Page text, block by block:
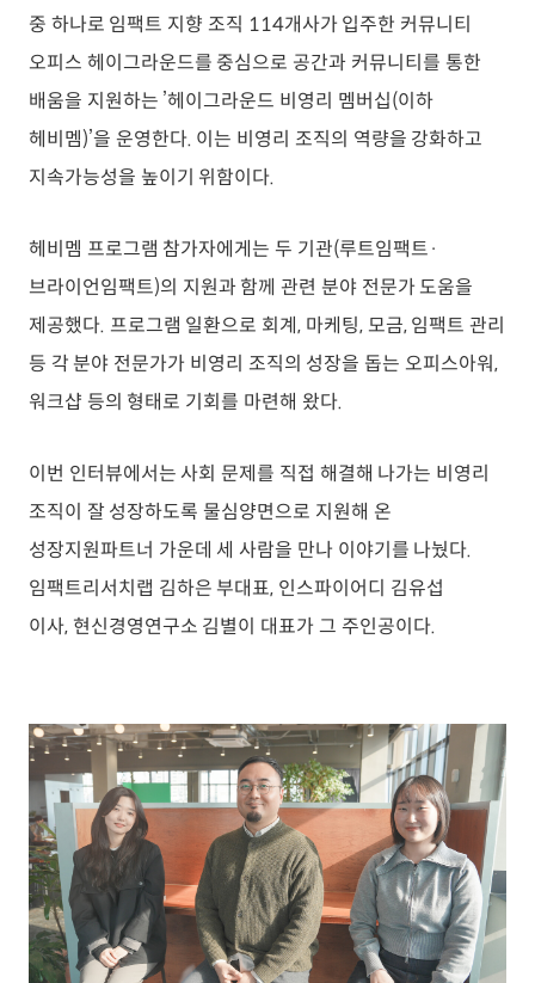
중 하나로 임팩트 지향 조직 114개사가 입주한 커뮤니티
오피스 헤이그라운드를 중심으로 공간과 커뮤니티를 통한
배움을 지원하는 ’헤이그라운드 비영리 멤버십(이하
헤비멤)’을 운영한다. 이는 비영리 조직의 역량을 강화하고
지속가능성을 높이기 위함이다.
헤비멤 프로그램 참가자에게는 두 기관(루트임팩트·
브라이언임팩트)의 지원과 함께 관련 분야 전문가 도움을
제공했다. 프로그램 일환으로 회계, 마케팅, 모금, 임팩트 관리
등 각 분야 전문가가 비영리 조직의 성장을 돕는 오피스아워,
워크샵 등의 형태로 기회를 마련해 왔다.
이번 인터뷰에서는 사회 문제를 직접 해결해 나가는 비영리
조직이 잘 성장하도록 물심양면으로 지원해 온
성장지원파트너 가운데 세 사람을 만나 이야기를 나눴다.
임팩트리서치랩 김하은 부대표, 인스파이어디 김유섭
이사, 현신경영연구소 김별이 대표가 그 주인공이다.